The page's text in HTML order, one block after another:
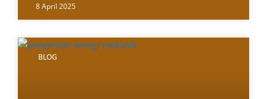
8 April 2025
BLOG